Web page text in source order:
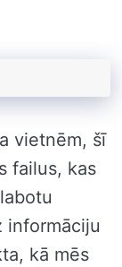
vietnēm, šī
failus, kas
informāciju
kā mēs